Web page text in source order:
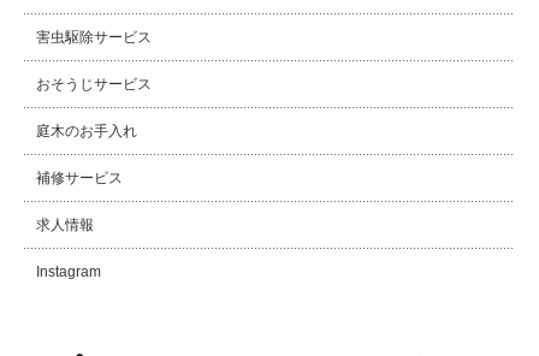
害虫駆除サービス
おそうじサービス
庭木のお手入れ
補修サービス
求人情報
Instagram